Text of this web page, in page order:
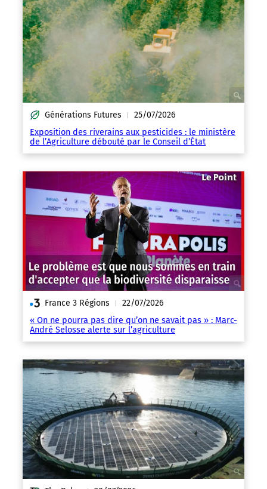
Générations Futures | 25/07/2026
Exposition des riverains aux pesticides : le ministère
de l’Agriculture débouté par le Conseil d’État
France 3 Régions | 22/07/2026
« On ne pourra pas dire qu’on ne savait pas » : Marc-
André Selosse alerte sur l’agriculture